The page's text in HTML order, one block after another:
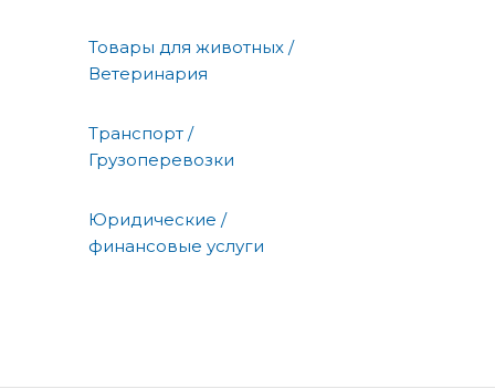
Товары для животных /
Ветеринария
Транспорт /
Грузоперевозки
Юридические /
финансовые услуги